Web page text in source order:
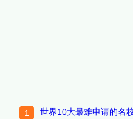
世界10大最难申请的名